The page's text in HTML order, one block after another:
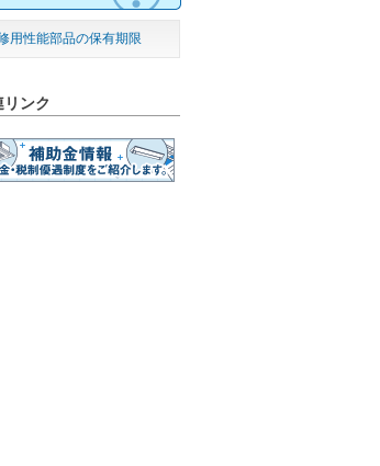
用性能部品の保有期限
リンク